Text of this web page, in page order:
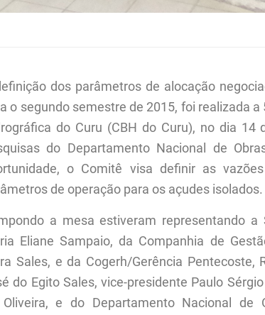
dos parâmetros de alocação
o segundo semestre de 2015, foi realizada
do Curu (CBH do Curu), no dia
do Departamento Nacional de
o Comitê visa definir as
de operação para os açudes isolados.
a mesa estiveram representando a
Eliane Sampaio, da Companhia de
Sales, e da Cogerh/Gerência Pentecoste,
do Egito Sales, vice-presidente Paulo
e do Departamento Nacional de